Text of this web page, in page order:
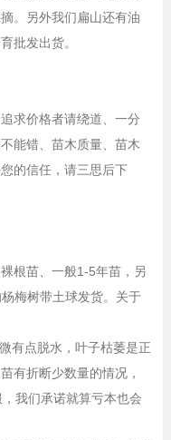
。另外我们扁山还有油
批发出货。
求价格者请绕道、一分
能错、苗木质量、苗木
的信任，请三思后下
根苗、一般1-5年苗，另
梅树带土球发货。关于
有点脱水，叶子枯萎是正
有折断少数量的情况，
我们承诺就算亏本也会